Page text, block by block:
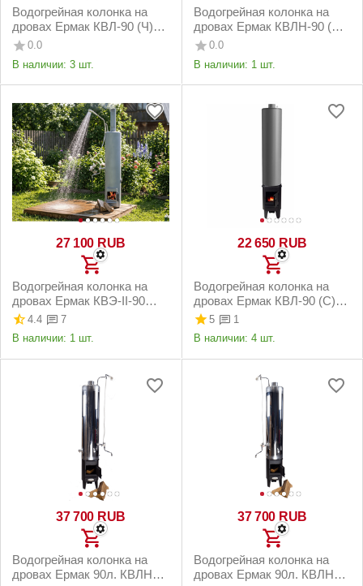
Водогрейная колонка на
дровах Ермак КВЛ-90 (Ч)
левая
0.0
В наличии: 3 шт.
Водогрейная колонка на
дровах Ермак КВЛН-90 (Ч)
правая
0.0
В наличии: 1 шт.
27 100 RUB
Водогрейная колонка на
дровах Ермак КВЭ-II-90
левая
4.4
7
В наличии: 1 шт.
22 650 RUB
Водогрейная колонка на
дровах Ермак КВЛ-90 (С)
правая
5
1
В наличии: 4 шт.
37 700 RUB
Водогрейная колонка на
дровах Ермак 90л. КВЛН
37 700 RUB
Водогрейная колонка на
дровах Ермак 90л. КВЛН